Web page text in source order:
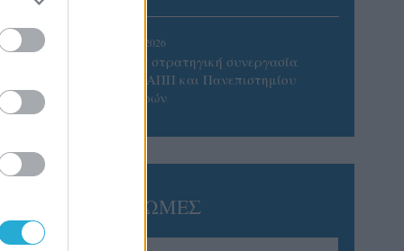
05/08/2026
Προς στρατηγική συνεργασία
ΠΑΣΑΠΠ και Πανεπιστημίου
Πατρών
ΓΝΩΜΕΣ